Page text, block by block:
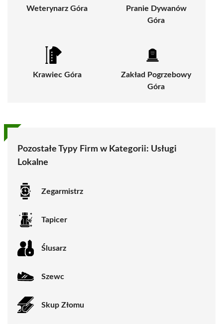
Weterynarz Góra
Pranie Dywanów
Góra
Krawiec Góra
Zakład Pogrzebowy
Góra
Pozostałe Typy Firm w Kategorii: Usługi
Lokalne
Zegarmistrz
Tapicer
Ślusarz
Szewc
Skup Złomu